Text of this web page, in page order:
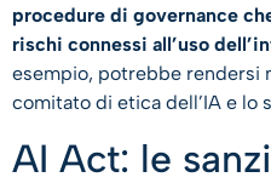
procedure di governance
rischi connessi all’uso
esempio, potrebbe rendersi
comitato di etica dell’IA e lo
AI Act: le